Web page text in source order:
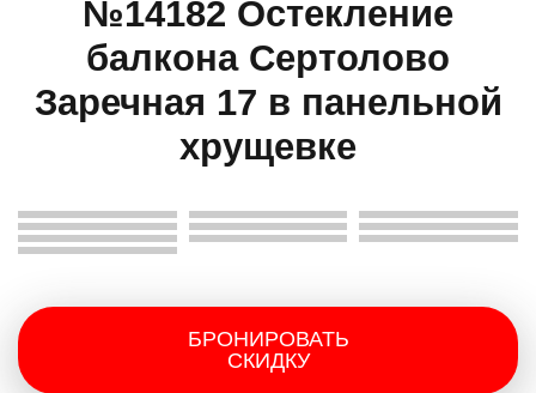
№14182 Остекление
балкона Сертолово
Заречная 17 в панельной
хрущевке
БРОНИРОВАТЬ
СКИДКУ